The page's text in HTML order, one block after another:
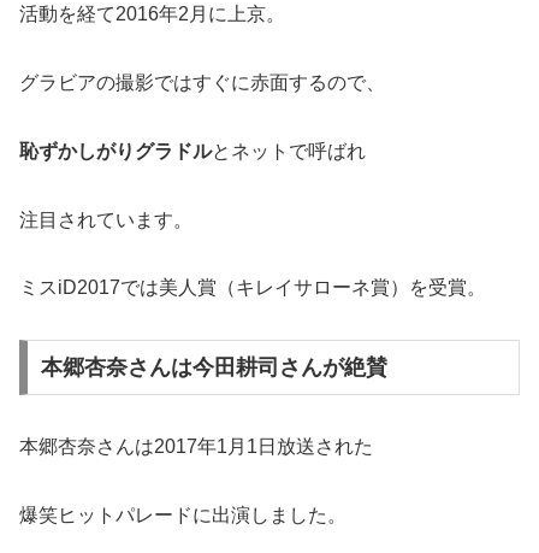
活動を経て2016年2月に上京。
グラビアの撮影ではすぐに赤面するので、
恥ずかしがりグラドルとネットで呼ばれ
注目されています。
ミスiD2017では美人賞（キレイサローネ賞）を受賞。
本郷杏奈さんは今田耕司さんが絶賛
本郷杏奈さんは2017年1月1日放送された
爆笑ヒットパレードに出演しました。